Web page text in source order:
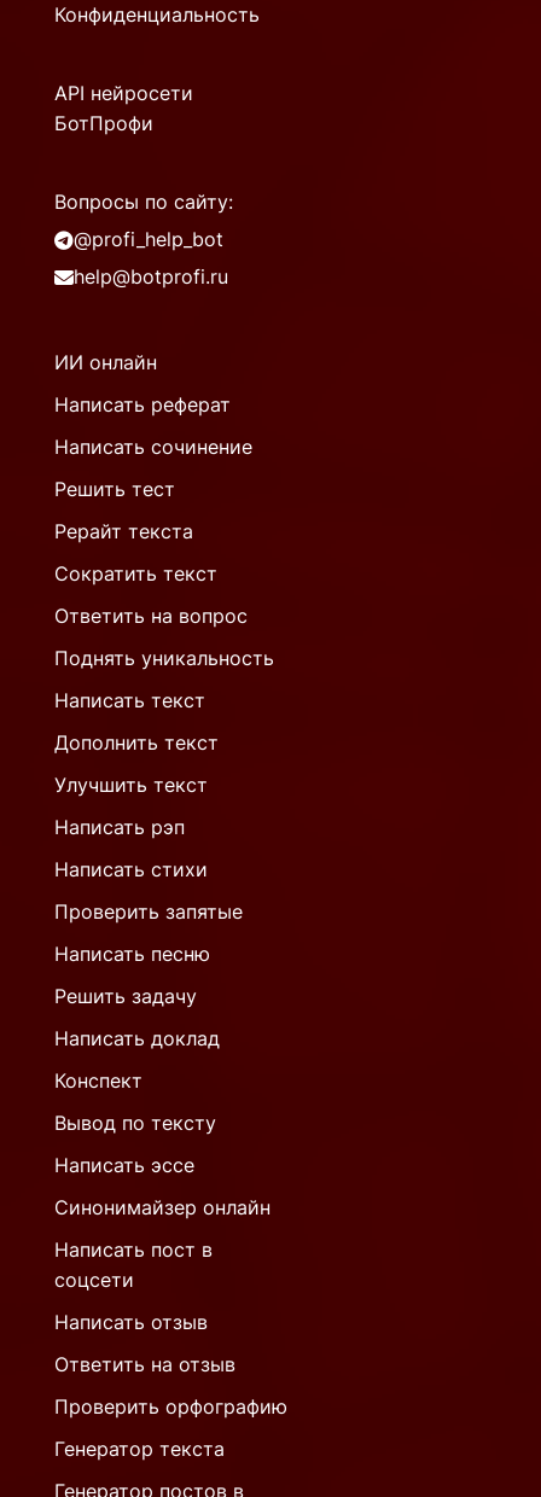
Конфиденциальность
API нейросети
БотПрофи
Вопросы по сайту:
@profi_help_bot
help@botprofi.ru
ИИ онлайн
Написать реферат
Написать сочинение
Решить тест
Рерайт текста
Сократить текст
Ответить на вопрос
Поднять уникальность
Написать текст
Дополнить текст
Улучшить текст
Написать рэп
Написать стихи
Проверить запятые
Написать песню
Решить задачу
Написать доклад
Конспект
Вывод по тексту
Написать эссе
Синонимайзер онлайн
Написать пост в
соцсети
Написать отзыв
Ответить на отзыв
Проверить орфографию
Генератор текста
Генератор постов в